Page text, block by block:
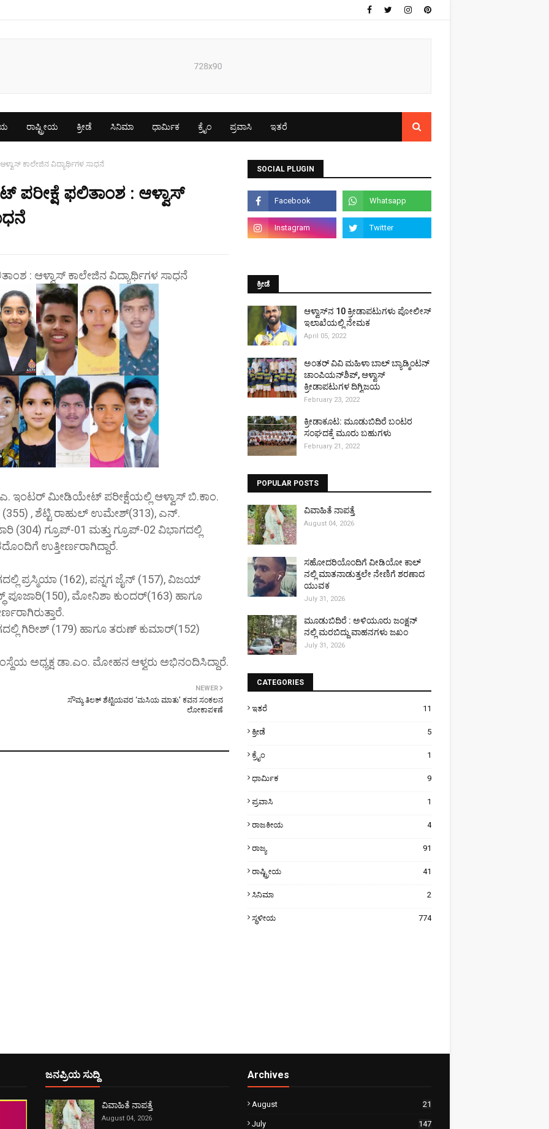
ರಾಷ್ಟ್ರೀಯ ಕ್ರೀಡೆ ಸಿನಿಮಾ ಧಾರ್ಮಿಕ ಕ್ರೈಂ ಪ್ರವಾಸಿ ಇತರೆ
ಕಾಲೇಜಿನ ವಿದ್ಯಾರ್ಥಿಗಳ ಸಾಧನೆ
ಫಲಿತಾಂಶ : ಆಳ್ವಾಸ್
: ಆಳ್ವಾಸ್ ಕಾಲೇಜಿನ ವಿದ್ಯಾರ್ಥಿಗಳ ಸಾಧನೆ
ಇಂಟರ್ ಮೀಡಿಯೇಟ್ ಪರೀಕ್ಷೆಯಲ್ಲಿ ಆಳ್ವಾಸ್ ಬಿ.ಕಾಂ.
, ಶೆಟ್ಟಿ ರಾಹುಲ್ ಉಮೇಶ್(313), ಎನ್.
ಗ್ರೂಪ್-01 ಮತ್ತು ಗ್ರೂಪ್-02 ವಿಭಾಗದಲ್ಲಿ
ಉತ್ತೀರ್ಣರಾಗಿದ್ದಾರೆ.
ಪ್ರಸ್ಮಿಯಾ (162), ಪನ್ನಗ ಜೈನ್ (157), ವಿಜಯ್
ಪೂಜಾರಿ(150), ಮೋನಿಶಾ ಕುಂದರ್(163) ಹಾಗೂ
ಗಿರೀಶ್ (179) ಹಾಗೂ ತರುಣ್ ಕುಮಾರ್(152)
ಅಧ್ಯಕ್ಷ ಡಾ.ಎಂ. ಮೋಹನ ಆಳ್ವರು ಅಭಿನಂದಿಸಿದ್ದಾರೆ.
NEWER
ಸೌಮ್ಯ ತಿಲಕ್ ಶೆಟ್ಟಿಯವರ ‘ಮಸಿಯ ಮಾತು' ಕವನ ಸಂಕಲನ
ಲೋಕಾಪ೯ಣೆ
SOCIAL PLUGIN
ಕ್ರೀಡೆ
ಆಳ್ವಾಸ್‌ನ 10 ಕ್ರೀಡಾಪಟುಗಳು ಪೋಲೀಸ್
ಇಲಾಖೆಯಲ್ಲಿ ನೇಮಕ
April 05, 2022
ಅಂತರ್ ವಿವಿ ಮಹಿಳಾ ಬಾಲ್ ಬ್ಯಾಡ್ಮಿಂಟನ್
ಚಾಂಪಿಯನ್‌ಶಿಪ್, ಆಳ್ವಾಸ್
ಕ್ರೀಡಾಪಟುಗಳ ದಿಗ್ವಿಜಯ
February 23, 2022
ಕ್ರೀಡಾಕೂಟ: ಮೂಡುಬಿದಿರೆ ಬಂಟರ
ಸಂಘದಕ್ಕೆ ಮೂರು ಬಹುಗಳು
February 21, 2022
POPULAR POSTS
ವಿವಾಹಿತೆ ನಾಪತ್ತೆ
August 04, 2026
ಸಹೋದರಿಯೊಂದಿಗೆ ವೀಡಿಯೋ ಕಾಲ್
ನಲ್ಲಿ ಮಾತನಾಡುತ್ತಲೇ ನೇಣಿಗೆ ಶರಣಾದ
ಯುವಕ
July 31, 2026
ಮೂಡುಬಿದಿರೆ : ಅಳಿಯೂರು ಜಂಕ್ಷನ್
ನಲ್ಲಿ ಮರಬಿದ್ದು ವಾಹನಗಳು ಜಖಂ
July 31, 2026
CATEGORIES
ಇತರೆ 11
ಕ್ರೀಡೆ 5
ಕ್ರೈಂ 1
ಧಾರ್ಮಿಕ 9
ಪ್ರವಾಸಿ 1
ರಾಜಕೀಯ 4
ರಾಜ್ಯ 91
ರಾಷ್ಟ್ರೀಯ 41
ಸಿನಿಮಾ 2
ಸ್ಥಳೀಯ 774
ಜನಪ್ರಿಯ ಸುದ್ದಿ
ವಿವಾಹಿತೆ ನಾಪತ್ತೆ
August 04, 2026
Archives
August 21
July 147